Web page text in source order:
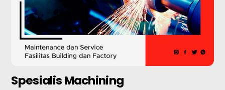
Spesialis Machining